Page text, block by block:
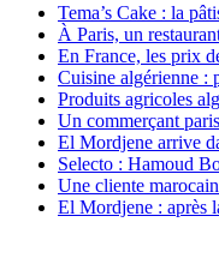
Tema’s Cake : la
À Paris, un
En France, les prix
Cuisine algérienne :
Produits agricoles
Un commerçant
El Mordjene arrive
Selecto : Hamoud
Une cliente
El Mordjene : après